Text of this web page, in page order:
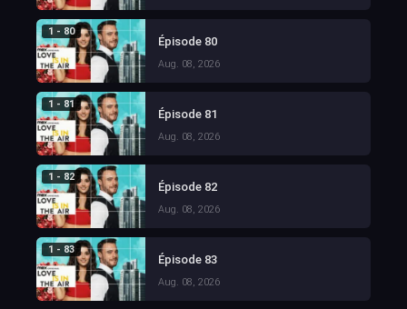
1 - 80
Épisode 80
Aug. 08, 2026
1 - 81
Épisode 81
Aug. 08, 2026
1 - 82
Épisode 82
Aug. 08, 2026
1 - 83
Épisode 83
Aug. 08, 2026